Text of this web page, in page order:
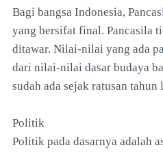
Bagi bangsa Indonesia,
yang bersifat final. Pancasila
ditawar. Nilai-nilai yang ada
dari nilai-nilai dasar budaya
sudah ada sejak ratusan tahun
Politik
Politik pada dasarnya adalah